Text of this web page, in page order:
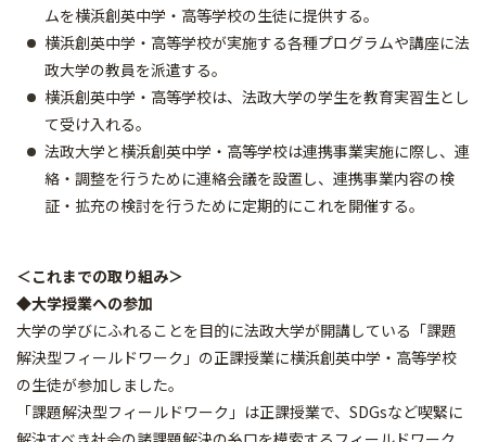
ムを横浜創英中学・高等学校の生徒に提供する。
横浜創英中学・高等学校が実施する各種プログラムや講座に法
政大学の教員を派遣する。
横浜創英中学・高等学校は、法政大学の学生を教育実習生とし
て受け入れる。
法政大学と横浜創英中学・高等学校は連携事業実施に際し、連
絡・調整を行うために連絡会議を設置し、連携事業内容の検
証・拡充の検討を行うために定期的にこれを開催する。
＜これまでの取り組み＞
◆大学授業への参加
大学の学びにふれることを目的に法政大学が開講している「課題
解決型フィールドワーク」の正課授業に横浜創英中学・高等学校
の生徒が参加しました。
「課題解決型フィールドワーク」は正課授業で、SDGsなど喫緊に